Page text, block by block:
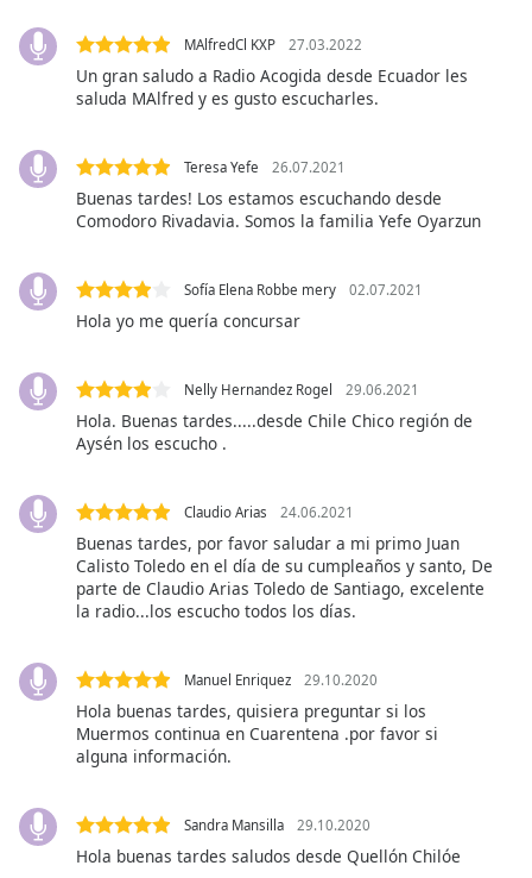
Font
Size
Edge
Style
Font
Family
Done
Close
Modal
window.
MAlfredCl KXP 27.03.2022
Un gran saludo a Radio Acogida desde Ecuador les
saluda MAlfred y es gusto escucharles.
Teresa Yefe 26.07.2021
Buenas tardes! Los estamos escuchando desde
Comodoro Rivadavia. Somos la familia Yefe Oyarzun
Sofía Elena Robbe mery 02.07.2021
Hola yo me quería concursar
Nelly Hernandez Rogel 29.06.2021
Hola. Buenas tardes.....desde Chile Chico región de
Aysén los escucho .
Claudio Arias 24.06.2021
Buenas tardes, por favor saludar a mi primo Juan
Calisto Toledo en el día de su cumpleaños y santo, De
parte de Claudio Arias Toledo de Santiago, excelente
la radio...los escucho todos los días.
Manuel Enriquez 29.10.2020
Hola buenas tardes, quisiera preguntar si los
Muermos continua en Cuarentena .por favor si
alguna información.
Sandra Mansilla 29.10.2020
Hola buenas tardes saludos desde Quellón Chilóe